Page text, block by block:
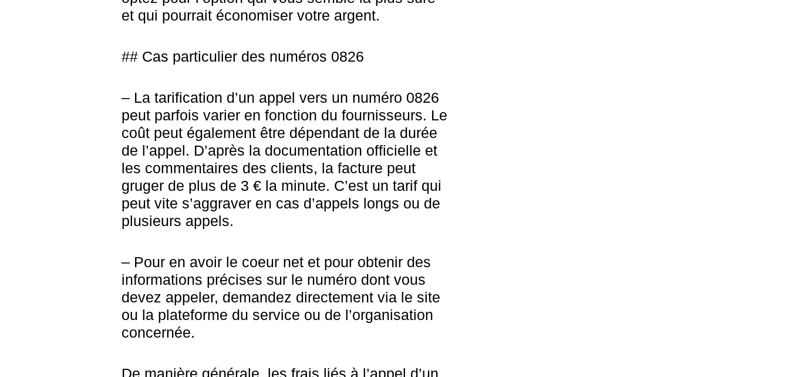
et qui pourrait économiser votre argent.
## Cas particulier des numéros 0826
– La tarification d’un appel vers un numéro 0826
peut parfois varier en fonction du fournisseurs. Le
coût peut également être dépendant de la durée
de l’appel. D’après la documentation officielle et
les commentaires des clients, la facture peut
gruger de plus de 3 € la minute. C’est un tarif qui
peut vite s’aggraver en cas d’appels longs ou de
plusieurs appels.
– Pour en avoir le coeur net et pour obtenir des
informations précises sur le numéro dont vous
devez appeler, demandez directement via le site
ou la plateforme du service ou de l’organisation
concernée.
De manière générale, les frais liés à l’appel d’un